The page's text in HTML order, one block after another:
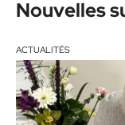
Nouvelles
ACTUALITÉS